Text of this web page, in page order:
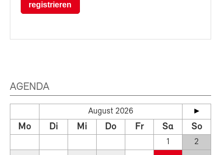
registrieren
AGENDA
August 2026
Mo Di Mi Do Fr Sa So
1
2